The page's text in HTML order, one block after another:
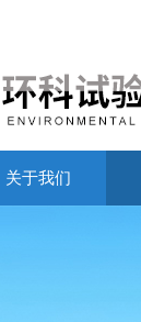
关于我们